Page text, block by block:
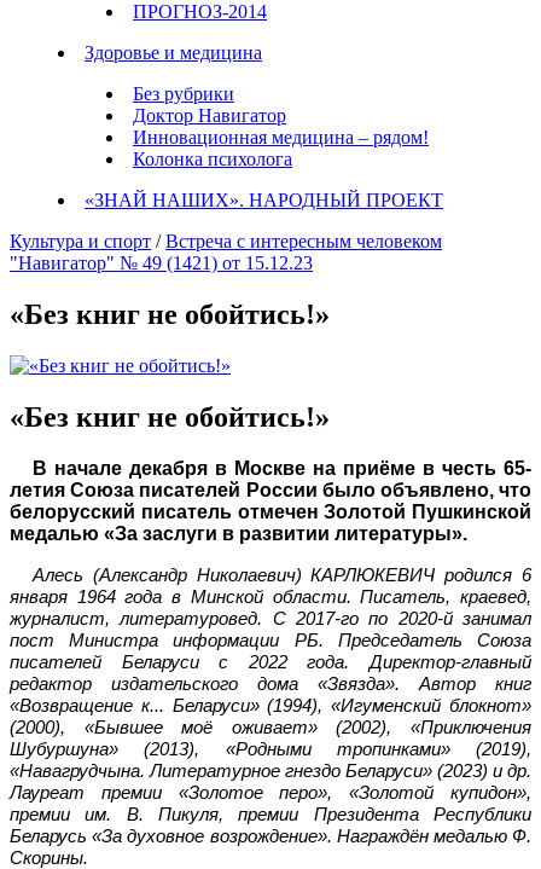
ПРОГНОЗ-2014
Здоровье и медицина
Без рубрики
Доктор Навигатор
Инновационная медицина – рядом!
Колонка психолога
«ЗНАЙ НАШИХ». НАРОДНЫЙ ПРОЕКТ
Культура и спорт /Встреча с интересным человеком
"Навигатор" № 49 (1421) от 15.12.23
«Без книг не обойтись!»
«Без книг не обойтись!»
В начале декабря в Москве на приёме в честь 65-
летия Союза писателей России было объявлено, что
белорусский писатель отмечен Золотой Пушкинской
медалью «За заслуги в развитии литературы».
Алесь (Александр Николаевич) КАРЛЮКЕВИЧ родился 6
января 1964 года в Минской области. Писатель, краевед,
журналист, литературовед. С 2017-го по 2020-й занимал
пост Министра информации РБ. Председатель Союза
писателей Беларуси с 2022 года. Директор-главный
редактор издательского дома «Звязда». Автор книг
«Возвращение к... Беларуси» (1994), «Игуменский блокнот»
(2000), «Бывшее моё оживает» (2002), «Приключения
Шубуршуна» (2013), «Родными тропинками» (2019),
«Навагрудчына. Литературное гнездо Беларуси» (2023) и др.
Лауреат премии «Золотое перо», «Золотой купидон»,
премии им. В. Пикуля, премии Президента Республики
Беларусь «За духовное возрождение». Награждён медалью Ф.
Скорины.